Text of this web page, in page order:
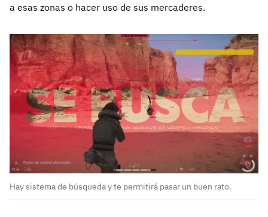
a esas zonas o hacer uso de sus mercaderes.
Hay sistema de búsqueda y te permitirá pasar un buen rato.